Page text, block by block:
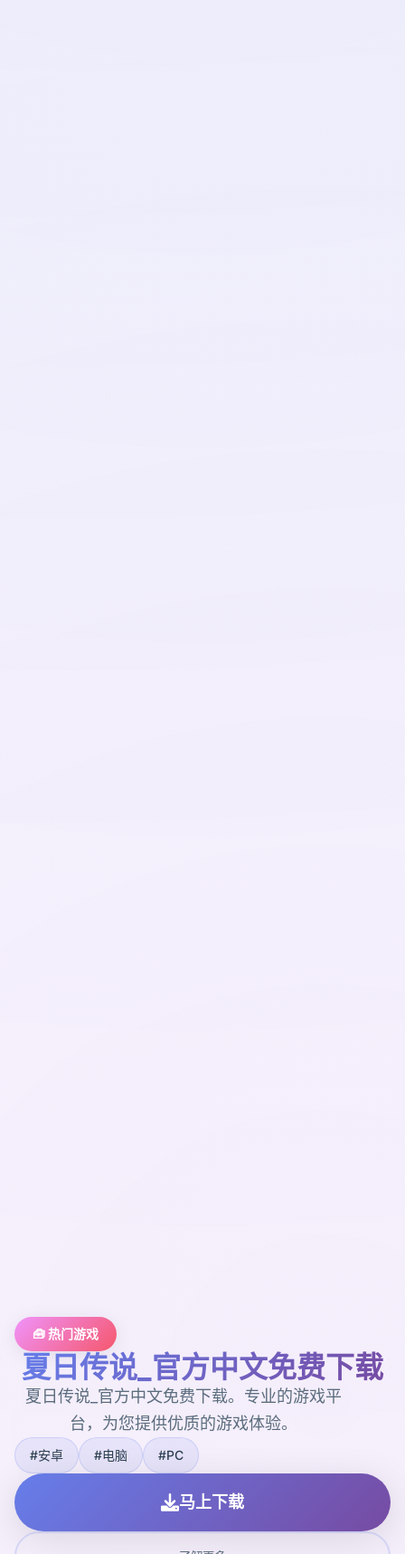
🧰 热门游戏
夏日传说_官方中文免费下载
夏日传说_官方中文免费下载。专业的游戏平
台，为您提供优质的游戏体验。
#安卓 #电脑 #PC
马上下载